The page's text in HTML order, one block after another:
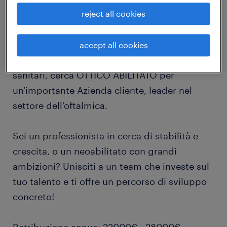
Randstad Healthcare, divisione specializzata
nella ricerca e selezione di professionisti
sanitari, cerca OTTICO ABILITATO per
un'importante Azienda cliente, leader nel
settore dell'oftalmica.
Sei un professionista in cerca di stabilità e
crescita, o un neoabilitato con grandi
ambizioni? Unisciti a un team che investe sul
tuo talento e ti offre un percorso di sviluppo
concreto!
reject all cookies
accept all cookies